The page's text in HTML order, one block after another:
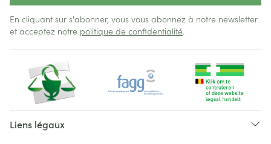
En cliquant sur s'abonner, vous vous abonnez à notre newsletter
et acceptez notre politique de confidentialité.
Liens légaux